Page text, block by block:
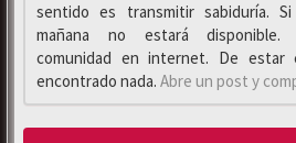
sentido es transmitir sabiduría.
mañana no estará disponible.
comunidad en internet. De estar
encontrado nada. Abre un post y